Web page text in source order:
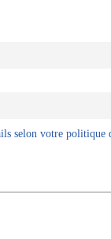
selon votre politique